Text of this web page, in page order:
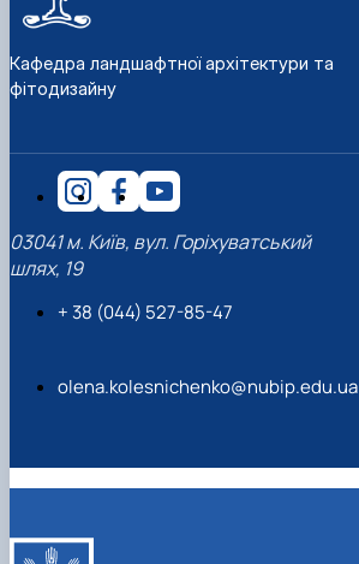
Кафедра ландшафтної архітектури та
фітодизайну
03041 м. Київ, вул. Горіхуватський
шлях, 19
+ 38 (044) 527-85-47
olena.kolesnichenko@nubip.edu.ua